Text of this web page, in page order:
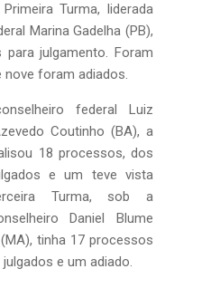
Turma, liderada
Marina Gadelha (PB),
julgamento. Foram
foram adiados.
federal Luiz
Coutinho (BA), a
18 processos, dos
e um teve vista
Turma, sob a
Daniel Blume
tinha 17 processos
e um adiado.